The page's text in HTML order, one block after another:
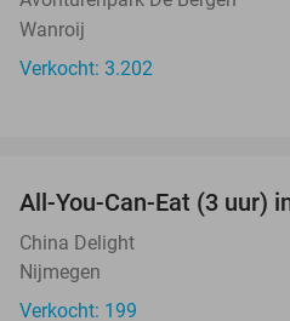
Wanroij
Verkocht: 3.202
All-You-Can-Eat (3 uur)
China Delight
Nijmegen
Verkocht: 199